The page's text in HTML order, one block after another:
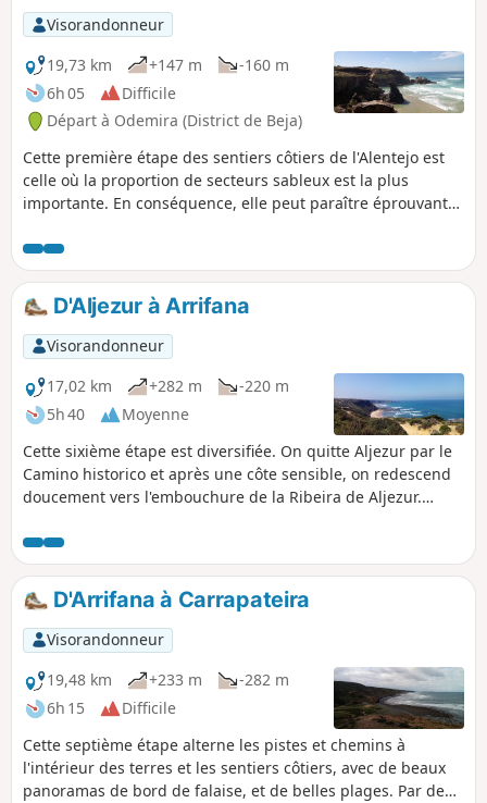
également de découvrir de charmantes petites villes, avec
leurs maisons blanches ornées de liserets bleus et de
charmantes petites églises.
Visorandonneur
19,73 km
+147 m
-160 m
6h 05
Difficile
Départ à Odemira (District de Beja)
Cette première étape des sentiers côtiers de l'Alentejo est
celle où la proportion de secteurs sableux est la plus
importante. En conséquence, elle peut paraître éprouvante.
notamment en bord de falaise.
D'Aljezur à Arrifana
Visorandonneur
17,02 km
+282 m
-220 m
5h 40
Moyenne
Cette sixième étape est diversifiée. On quitte Aljezur par le
Camino historico et après une côte sensible, on redescend
doucement vers l'embouchure de la Ribeira de Aljezur.
panoramas de bord de falaise. La fin du parcours se
déroule dans une agréable pinède puis en terrain dégagé.
D'Arrifana à Carrapateira
Visorandonneur
19,48 km
+233 m
-282 m
6h 15
Difficile
Cette septième étape alterne les pistes et chemins à
l'intérieur des terres et les sentiers côtiers, avec de beaux
panoramas de bord de falaise, et de belles plages. Par deux